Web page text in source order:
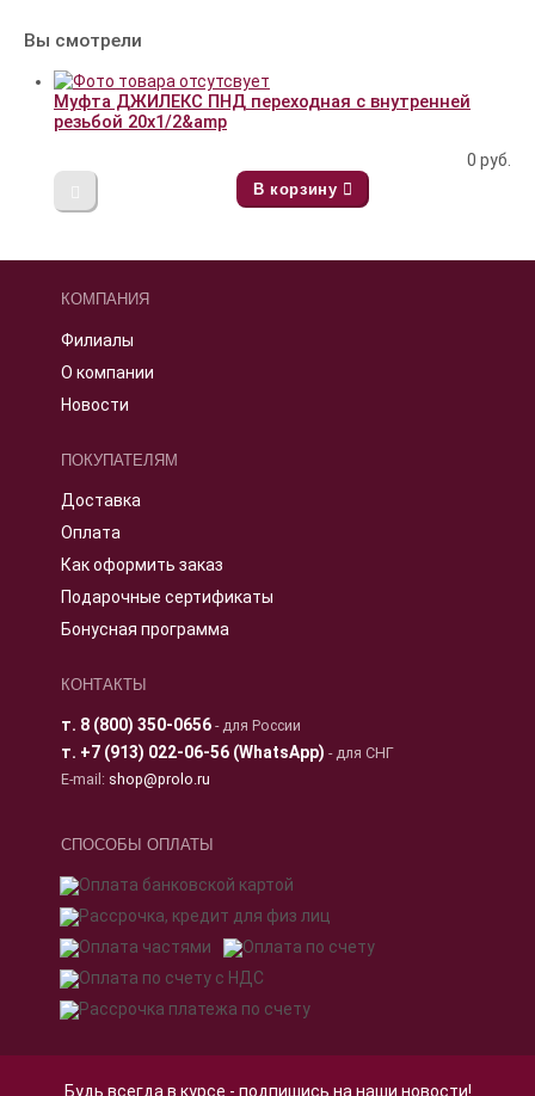
Вы смотрели
Муфта ДЖИЛЕКС ПНД переходная с внутренней
резьбой 20х1/2&amp
0 руб.
В корзину
КОМПАНИЯ
Филиалы
О компании
Новости
ПОКУПАТЕЛЯМ
Доставка
Оплата
Как оформить заказ
Подарочные сертификаты
Бонусная программа
КОНТАКТЫ
т. 8 (800) 350-0656- для России
т. +7 (913) 022-06-56 (WhatsApp) - для СНГ
E-mail: shop@prolo.ru
СПОСОБЫ ОПЛАТЫ
Будь всегда в курсе - подпишись на наши новости!